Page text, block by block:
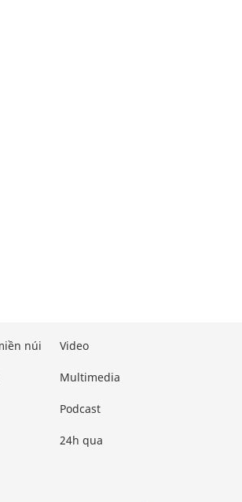
núi Video
Multimedia
Podcast
24h qua